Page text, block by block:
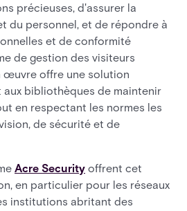
précieuses, d'assurer la
du personnel, et de répondre à
et de conformité
de gestion des visiteurs
œuvre offre une solution
bibliothèques de maintenir
en respectant les normes les
de sécurité et de
Acre Security offrent cet
en particulier pour les réseaux
institutions abritant des